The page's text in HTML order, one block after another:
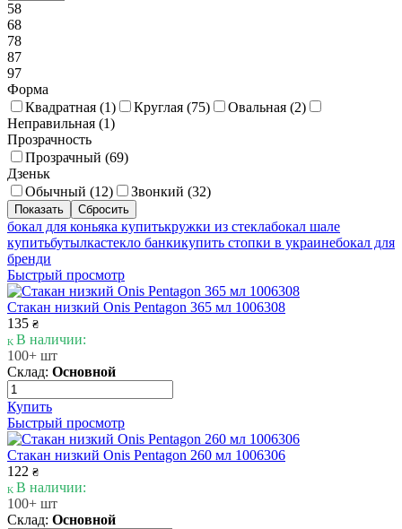
58
68
78
87
97
Форма
Квадратная (1) Круглая (75) Овальная (2)
Неправильная (1)
Прозрачность
Прозрачный (69)
Дзеньк
Обычный (12) Звонкий (32)
бокал для коньяка купитькружки из стеклабокал шале
купитьбутылкастекло банкикупить стопки в украинебокал для
бренди
Быстрый просмотр
Стакан низкий Onis Pentagon 365 мл 1006308
135 ₴
В наличии:
100+ шт
Склад: Основной
Купить
Быстрый просмотр
Стакан низкий Onis Pentagon 260 мл 1006306
122 ₴
В наличии:
100+ шт
Склад: Основной